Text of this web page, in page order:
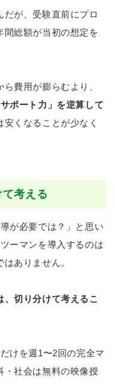
だが、受験直前にプロ
間総額が当初の想定を
費用が膨らむより、
ポート力」を逆算して
くなることが少なく
考える
が必要では？」と思い
ーマンを導入するのは
ありません。
切り分けて考えるこ
けを週1〜2回の完全マ
・社会は無料の映像授